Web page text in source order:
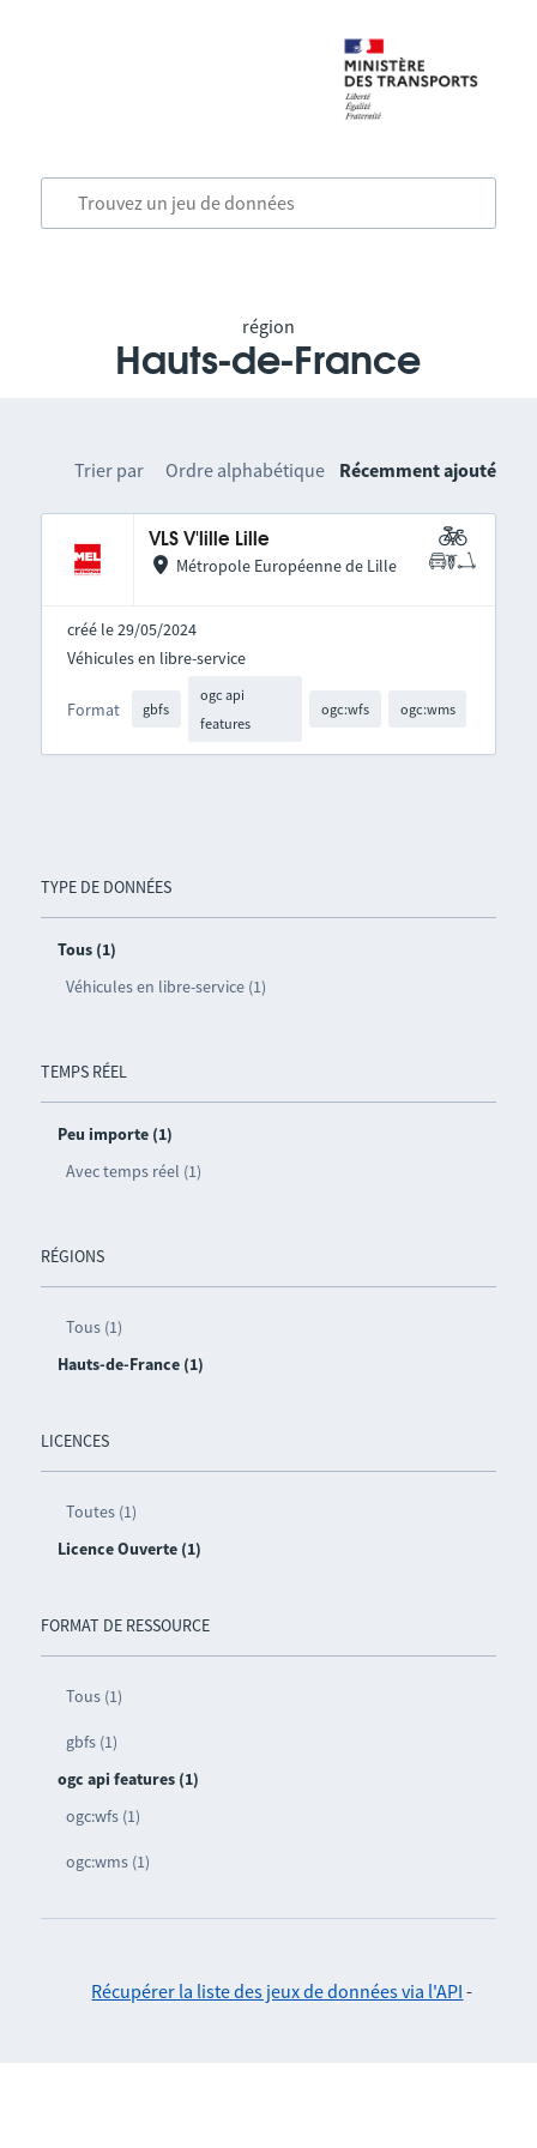
région
Hauts-de-France
TYPE DE DONNÉES
Tous (1)
Véhicules en libre-service (1)
TEMPS RÉEL
Peu importe (1)
Avec temps réel (1)
RÉGIONS
Tous (1)
Hauts-de-France (1)
LICENCES
Toutes (1)
Licence Ouverte (1)
FORMAT DE RESSOURCE
Tous (1)
gbfs (1)
ogc api features (1)
ogc:wfs (1)
ogc:wms (1)
Trier par Ordre alphabétique Récemment ajouté
VLS V'lille Lille
Métropole Européenne de Lille
créé le 29/05/2024
Format gbfs
ogc api
features
ogc:wfs ogc:wms
Véhicules en libre-service
Récupérer la liste des jeux de données via l'API -